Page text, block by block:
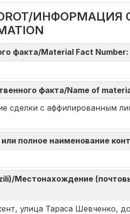
факта/Material Fact Number:
факта/Name of
сделки с аффилированным
полное наименование
Местонахождение
улица Тараса Шевченко,